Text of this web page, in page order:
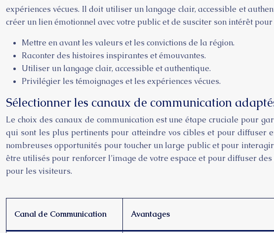
expériences vécues. Il doit utiliser un langage clair, accessible et
créer un lien émotionnel avec votre public et de susciter son intérêt
Mettre en avant les valeurs et les convictions de la région.
Raconter des histoires inspirantes et émouvantes.
Utiliser un langage clair, accessible et authentique.
Privilégier les témoignages et les expériences vécues.
Sélectionner les canaux de communication
Le choix des canaux de communication est une étape cruciale pour
qui sont les plus pertinents pour atteindre vos cibles et pour diffuser
nombreuses opportunités pour toucher un large public et pour
être utilisés pour renforcer l’image de votre espace et pour diffuser
pour les visiteurs.
Canal de Communication Avantages